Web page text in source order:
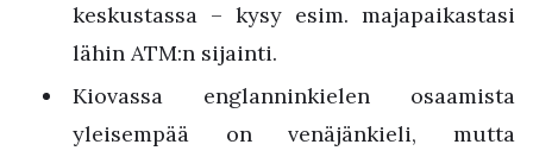
keskustassa – kysy esim. majapaikastasi
lähin ATM:n sijainti.
Kiovassa englanninkielen osaamista
yleisempää on venäjänkieli, mutta